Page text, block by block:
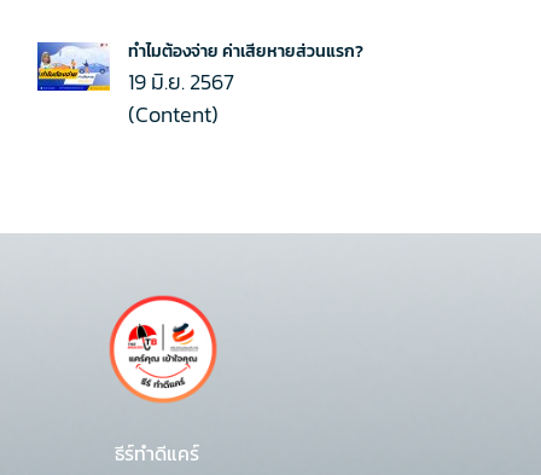
ทำไมต้องจ่าย ค่าเสียหายส่วนแรก?
19 มิ.ย. 2567
(Content)
ธีร์ทำดีแคร์